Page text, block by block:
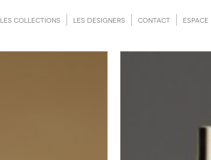
LES COLLECTIONS LES DESIGNERS CONTACT ESPACE